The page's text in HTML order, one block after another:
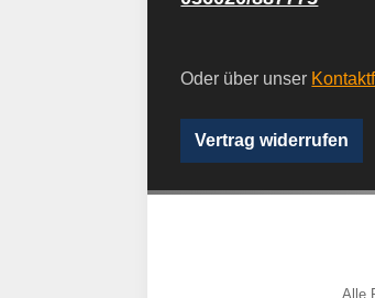
Oder über unser
Vertrag widerrufen
Alle